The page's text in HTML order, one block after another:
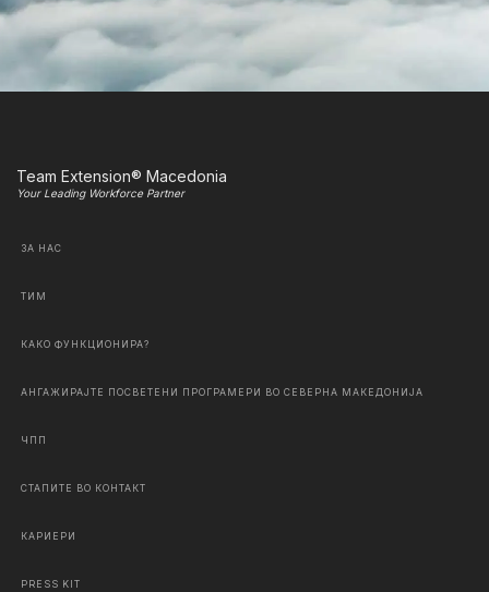
Team Extension® Macedonia
Your Leading Workforce Partner
ЗА НАС
ТИМ
КАКО ФУНКЦИОНИРА?
АНГАЖИРАЈТЕ ПОСВЕТЕНИ ПРОГРАМЕРИ ВО СЕВЕРНА МАКЕДОНИЈА
ЧПП
СТАПИТЕ ВО КОНТАКТ
КАРИЕРИ
PRESS KIT